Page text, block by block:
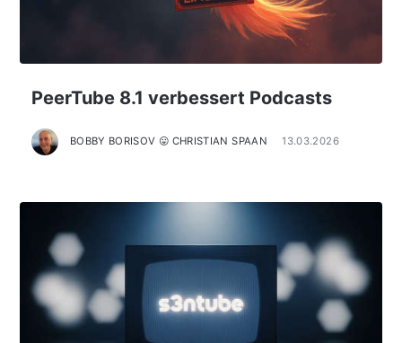
PeerTube 8.1 verbessert Podcasts
BOBBY BORISOV 😛 CHRISTIAN SPAAN 13.03.2026